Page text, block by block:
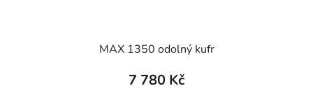
MAX 1350 odolný kufr
7 780 Kč